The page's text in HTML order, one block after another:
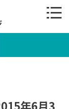
年6月3